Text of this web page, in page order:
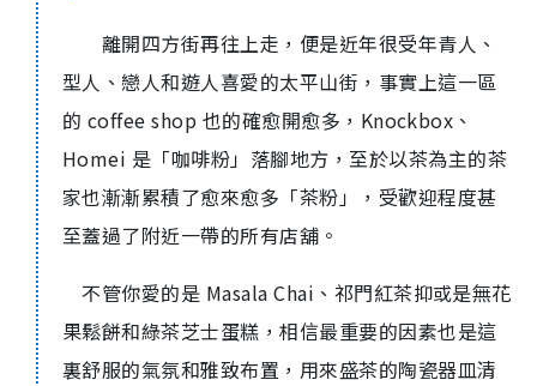
離開四方街再往上走，便是近年很受年青人、
型人、戀人和遊人喜愛的太平山街，事實上這一區
的 coffee shop 也的確愈開愈多，Knockbox、
Homei 是「咖啡粉」落腳地方，至於以茶為主的茶
家也漸漸累積了愈來愈多「茶粉」，受歡迎程度甚
至蓋過了附近一帶的所有店舖。
不管你愛的是 Masala Chai、祁門紅茶抑或是無花
果鬆餅和綠茶芝士蛋糕，相信最重要的因素也是這
裏舒服的氣氛和雅致布置，用來盛茶的陶瓷器皿清